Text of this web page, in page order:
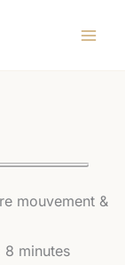
mouvement &
8 minutes